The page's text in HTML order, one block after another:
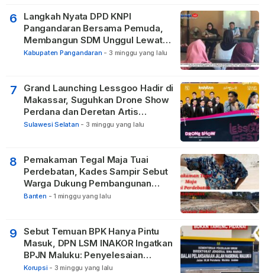
6
Langkah Nyata DPD KNPI
Pangandaran Bersama Pemuda,
Membangun SDM Unggul Lewat
Pendidikan
Kabupaten Pangandaran - 3 minggu yang lalu
7
Grand Launching Lessgoo Hadir di
Makassar, Suguhkan Drone Show
Perdana dan Deretan Artis
Nasional
Sulawesi Selatan - 3 minggu yang lalu
8
Pemakaman Tegal Maja Tuai
Perdebatan, Kades Sampir Sebut
Warga Dukung Pembangunan
TPBU karena Dinilai Bawa Manfaat
Banten - 1 minggu yang lalu
9
Sebut Temuan BPK Hanya Pintu
Masuk, DPN LSM INAKOR Ingatkan
BPJN Maluku: Penyelesaian
Administratif Tidak Menghapus
Korupsi - 3 minggu yang lalu